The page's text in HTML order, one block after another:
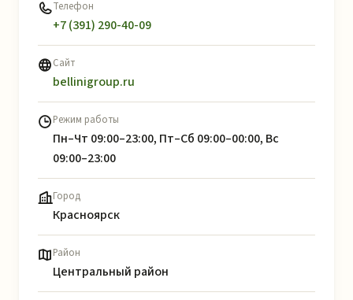
Телефон
+7 (391) 290-40-09
Сайт
bellinigroup.ru
Режим работы
Пн–Чт 09:00–23:00, Пт–Сб 09:00–00:00, Вс
09:00–23:00
Город
Красноярск
Район
Центральный район